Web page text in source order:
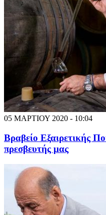
05 ΜΑΡΤΙΟΥ 2020 - 10:04
Βραβείο Εξαιρετικής
πρεσβευτής μας